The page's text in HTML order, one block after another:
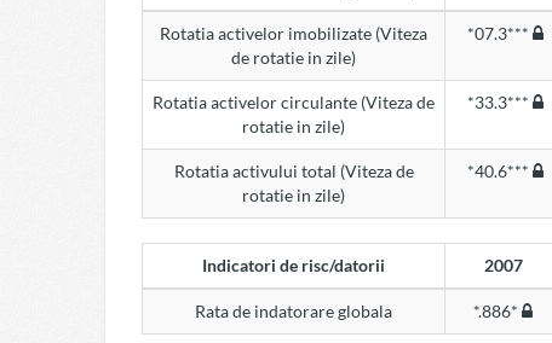
Rotatia activelor imobilizate (Viteza
de rotatie in zile)
*07.3***
Rotatia activelor circulante (Viteza de
rotatie in zile)
*33.3***
Rotatia activului total (Viteza de
rotatie in zile)
*40.6***
Indicatori de risc/datorii 2007
Rata de indatorare globala *.886*